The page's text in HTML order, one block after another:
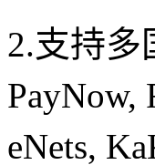
2.支持多
PayNow,
eNets,